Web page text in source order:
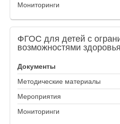
Мониторинги
ФГОС для детей с
возможностями здоровья
Документы
Методические материалы
Мероприятия
Мониторинги